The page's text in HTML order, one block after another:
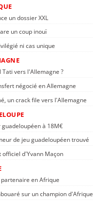
un dossier XXL
un coup inouï
ni cas unique
Tati vers l'Allemagne ?
négocié en Allemagne
un crack file vers l'Allemagne
guadeloupéen à 18M€
de jeu guadeloupéen trouvé
officiel d'Yvann Maçon
partenaire en Afrique
sur un champion d'Afrique